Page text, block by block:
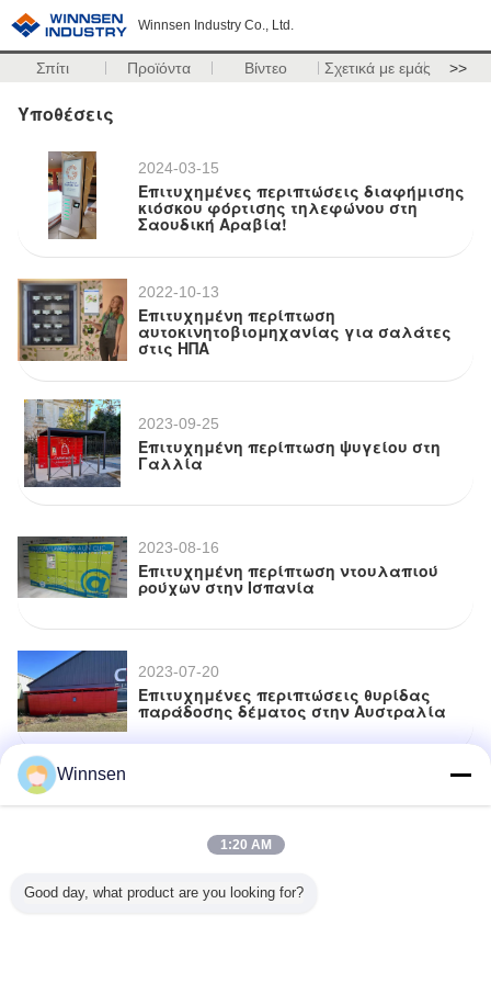
Winnsen Industry Co., Ltd.
Σπίτι Προϊόντα Βίντεο Σχετικά με εμάς >>
Υποθέσεις
2024-03-15
Επιτυχημένες περιπτώσεις διαφήμισης
κιόσκου φόρτισης τηλεφώνου στη
Σαουδική Αραβία!
2022-10-13
Επιτυχημένη περίπτωση
αυτοκινητοβιομηχανίας για σαλάτες
στις ΗΠΑ
2023-09-25
Επιτυχημένη περίπτωση ψυγείου στη
Γαλλία
2023-08-16
Επιτυχημένη περίπτωση ντουλαπιού
ρούχων στην Ισπανία
2023-07-20
Επιτυχημένες περιπτώσεις θυρίδας
παράδοσης δέματος στην Αυστραλία
Επιτυχημένες περιπτώσεις μηχανών
Winnsen
1:20 AM
Good day, what product are you looking for?